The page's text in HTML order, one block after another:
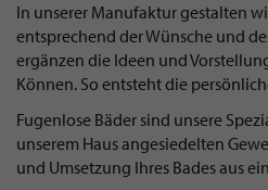
In unserer Manufaktur gestalten
entsprechend der Wünsche und
ergänzen die Ideen und
Können. So entsteht die
Fugenlose Bäder sind unsere
unserem Haus angesiedelten
und Umsetzung Ihres Bades aus